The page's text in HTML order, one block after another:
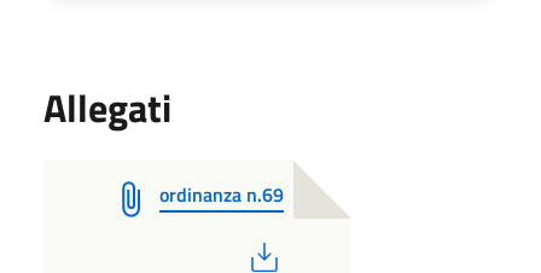
Allegati
ordinanza n.69